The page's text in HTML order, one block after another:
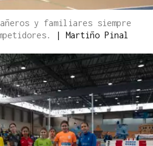
y familiares siempre
| Martiño Pinal